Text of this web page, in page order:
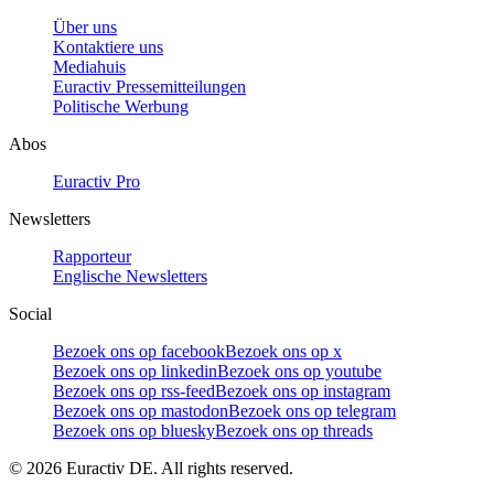
Über uns
Kontaktiere uns
Mediahuis
Euractiv Pressemitteilungen
Politische Werbung
Abos
Euractiv Pro
Newsletters
Rapporteur
Englische Newsletters
Social
Bezoek ons op facebookBezoek ons op x
Bezoek ons op linkedinBezoek ons op youtube
Bezoek ons op rss-feedBezoek ons op instagram
Bezoek ons op mastodonBezoek ons op telegram
Bezoek ons op blueskyBezoek ons op threads
© 2026 Euractiv DE. All rights reserved.